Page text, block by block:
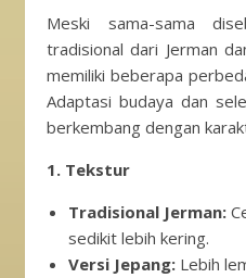
Meski sama-sama
tradisional dari Jerman
memiliki beberapa
Adaptasi budaya dan
berkembang dengan
1. Tekstur
Tradisional Jerman:
sedikit lebih kering.
Versi Jepang: Lebih